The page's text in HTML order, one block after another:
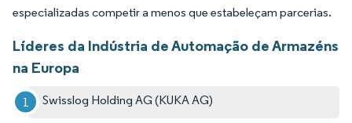
especializadas competir a menos que estabeleçam parcerias.
Líderes da Indústria de Automação de Armazéns
na Europa
Swisslog Holding AG (KUKA AG)